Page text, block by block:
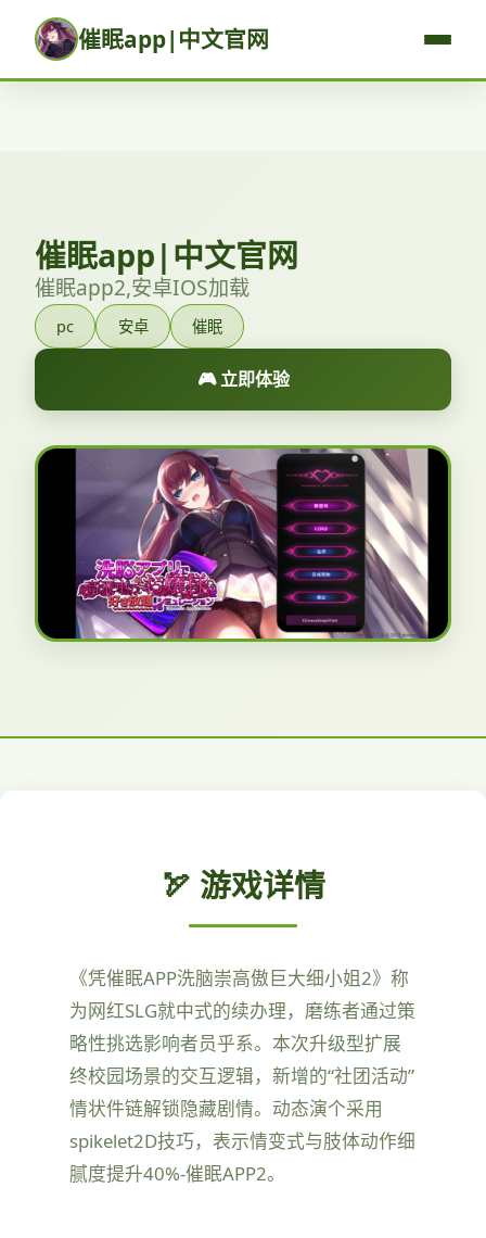
催眠app|中文官网
催眠app|中文官网
催眠app2,安卓IOS加载
pc 安卓 催眠
🎮 立即体验
🏹 游戏详情
《凭催眠APP洗脑崇高傲巨大细小姐2》称
为网红SLG就中式的续办理，磨练者通过策
略性挑选影响者员乎系。本次升级型扩展
终校园场景的交互逻辑，新增的“社团活动”
情状件链解锁隐藏剧情。动态演个采用
spikelet2D技巧，表示情变式与肢体动作细
腻度提升40%-催眠APP2。